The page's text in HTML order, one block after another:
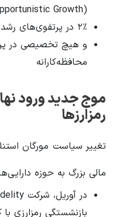
(Opportunistic Growth)
۲٪ در پرتفوی‌های رشد متعادل (Balanced Growth)
و هیچ تخصیصی در
محافظه‌کارانه
موج جدید ورود
رمزارزها
تغییر سیاست مورگان
مالی بزرگ به حوزه
بازنشستگی رمزارزی با